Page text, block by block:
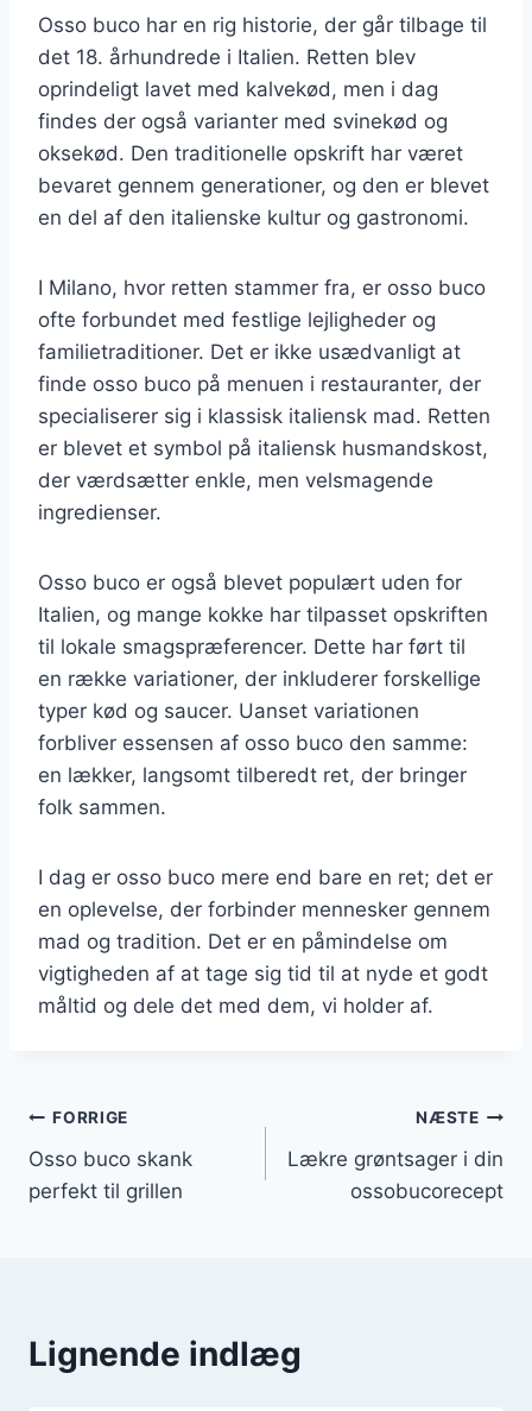
Osso buco har en rig historie, der går tilbage til
det 18. århundrede i Italien. Retten blev
oprindeligt lavet med kalvekød, men i dag
findes der også varianter med svinekød og
oksekød. Den traditionelle opskrift har været
bevaret gennem generationer, og den er blevet
en del af den italienske kultur og gastronomi.
I Milano, hvor retten stammer fra, er osso buco
ofte forbundet med festlige lejligheder og
familietraditioner. Det er ikke usædvanligt at
finde osso buco på menuen i restauranter, der
specialiserer sig i klassisk italiensk mad. Retten
er blevet et symbol på italiensk husmandskost,
der værdsætter enkle, men velsmagende
ingredienser.
Osso buco er også blevet populært uden for
Italien, og mange kokke har tilpasset opskriften
til lokale smagspræferencer. Dette har ført til
en række variationer, der inkluderer forskellige
typer kød og saucer. Uanset variationen
forbliver essensen af osso buco den samme:
en lækker, langsomt tilberedt ret, der bringer
folk sammen.
I dag er osso buco mere end bare en ret; det er
en oplevelse, der forbinder mennesker gennem
mad og tradition. Det er en påmindelse om
vigtigheden af at tage sig tid til at nyde et godt
måltid og dele det med dem, vi holder af.
Indlægsnavigation
FORRIGE
Osso buco skank
perfekt til grillen
NÆSTE
Lækre grøntsager i din
ossobucorecept
Lignende indlæg